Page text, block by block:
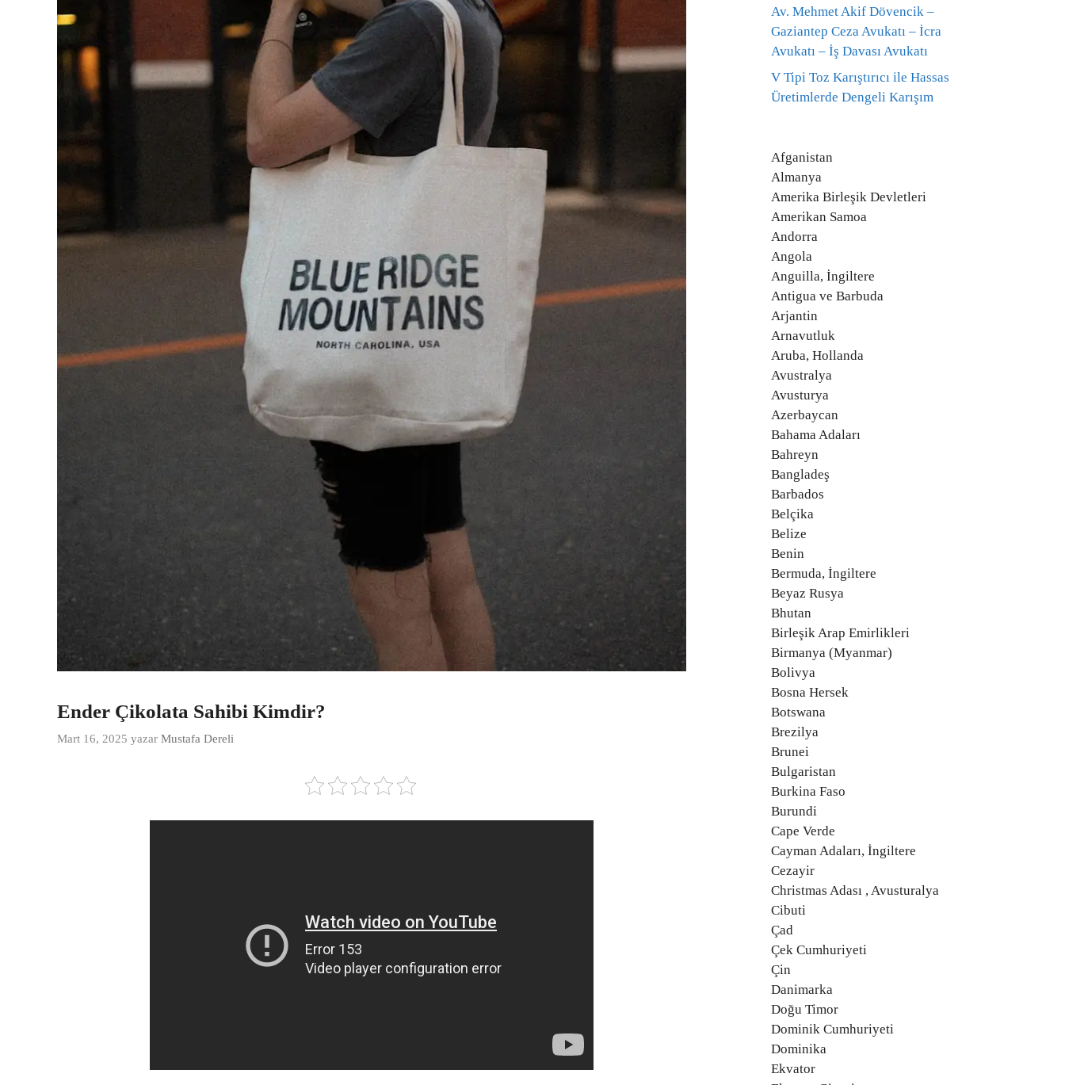
Ender Çikolata Sahibi Kimdir?
Mart 16, 2025 yazar Mustafa Dereli
Av. Mehmet Akif Dövencik –
Gaziantep Ceza Avukatı – İcra
Avukatı – İş Davası Avukatı
V Tipi Toz Karıştırıcı ile Hassas
Üretimlerde Dengeli Karışım
Afganistan
Almanya
Amerika Birleşik Devletleri
Amerikan Samoa
Andorra
Angola
Anguilla, İngiltere
Antigua ve Barbuda
Arjantin
Arnavutluk
Aruba, Hollanda
Avustralya
Avusturya
Azerbaycan
Bahama Adaları
Bahreyn
Bangladeş
Barbados
Belçika
Belize
Benin
Bermuda, İngiltere
Beyaz Rusya
Bhutan
Birleşik Arap Emirlikleri
Birmanya (Myanmar)
Bolivya
Bosna Hersek
Botswana
Brezilya
Brunei
Bulgaristan
Burkina Faso
Burundi
Cape Verde
Cayman Adaları, İngiltere
Cezayir
Christmas Adası , Avusturalya
Cibuti
Çad
Çek Cumhuriyeti
Çin
Danimarka
Doğu Timor
Dominik Cumhuriyeti
Dominika
Ekvator